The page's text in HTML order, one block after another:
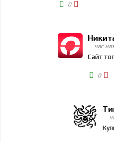
0
час
Сайт
0